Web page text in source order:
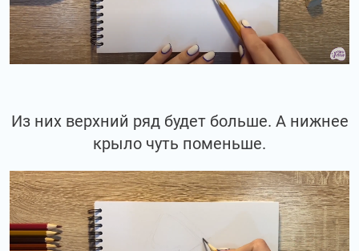
Из них верхний ряд будет больше. А нижнее
крыло чуть поменьше.